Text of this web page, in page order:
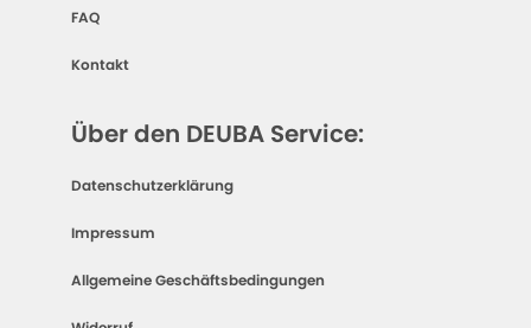
FAQ
Kontakt
Über den DEUBA Service:
Datenschutzerklärung
Impressum
Allgemeine Geschäftsbedingungen